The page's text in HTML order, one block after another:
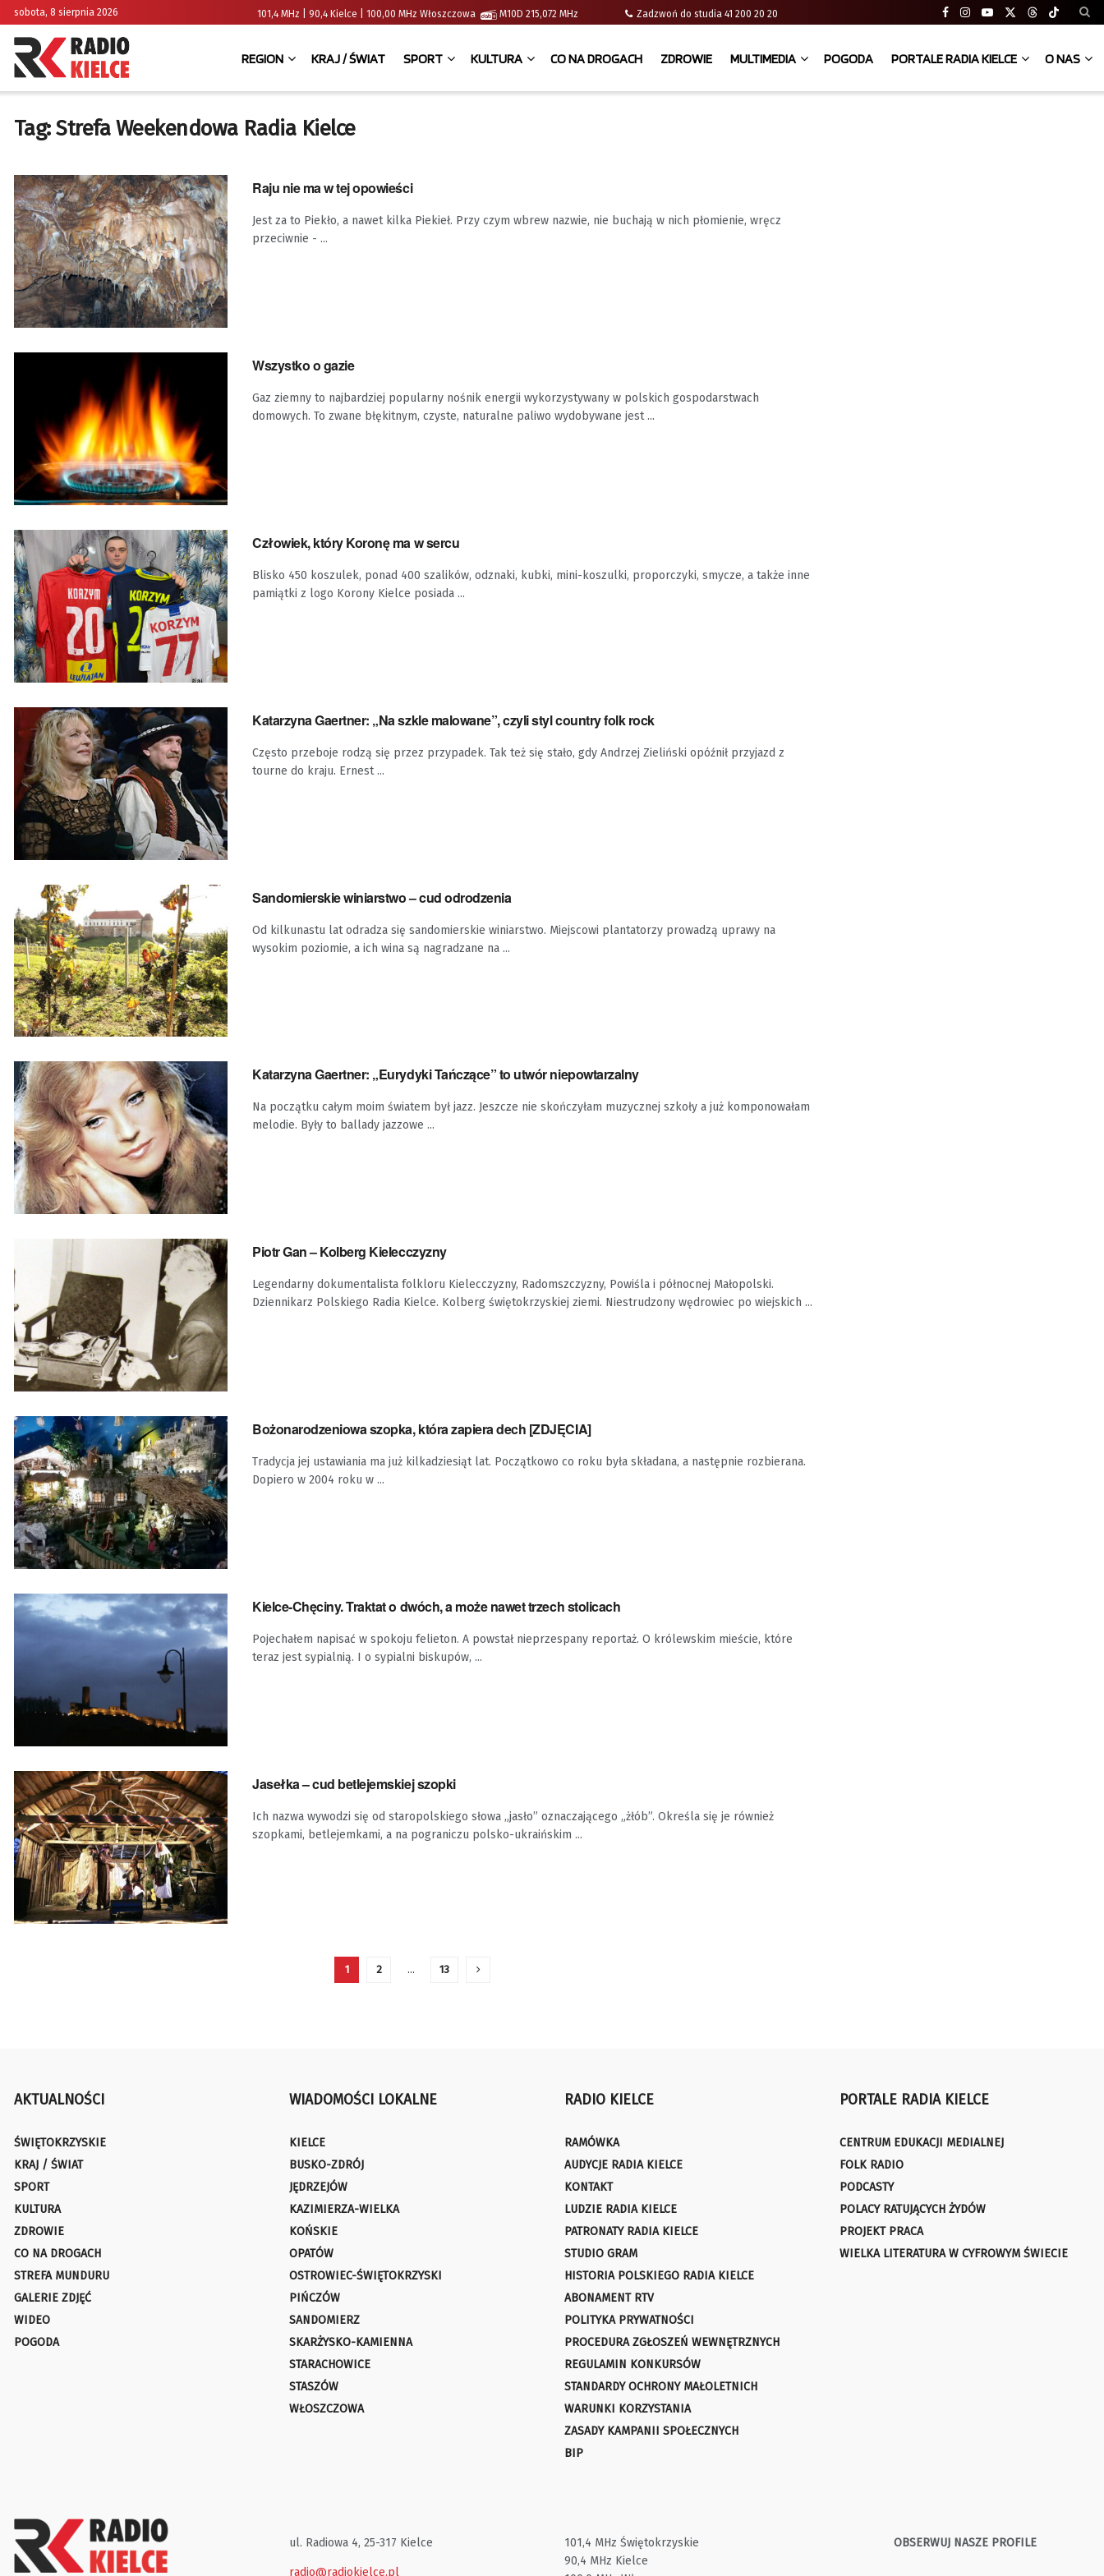
sobota, 8 sierpnia 2026 101,4 MHz | 90,4 Kielce | 100,00 MHz Włoszczowa M10D 215,072 MHz Zadzwoń do studia 41 200 20 20
REGION KRAJ / ŚWIAT SPORT KULTURA CO NA DROGACH ZDROWIE MULTIMEDIA POGODA PORTALE RADIA KIELCE O NAS
Tag:Strefa Weekendowa Radia Kielce
Raju nie ma w tej opowieści
Jest za to Piekło, a nawet kilka Piekieł. Przy czym wbrew nazwie, nie buchają w nich płomienie, wręcz
przeciwnie - ...
Wszystko o gazie
Gaz ziemny to najbardziej popularny nośnik energii wykorzystywany w polskich gospodarstwach
domowych. To zwane błękitnym, czyste, naturalne paliwo wydobywane jest ...
Człowiek, który Koronę ma w sercu
Blisko 450 koszulek, ponad 400 szalików, odznaki, kubki, mini-koszulki, proporczyki, smycze, a także inne
pamiątki z logo Korony Kielce posiada ...
Katarzyna Gaertner: „Na szkle malowane”, czyli styl country folk rock
Często przeboje rodzą się przez przypadek. Tak też się stało, gdy Andrzej Zieliński opóźnił przyjazd z
tourne do kraju. Ernest ...
Sandomierskie winiarstwo – cud odrodzenia
Od kilkunastu lat odradza się sandomierskie winiarstwo. Miejscowi plantatorzy prowadzą uprawy na
wysokim poziomie, a ich wina są nagradzane na ...
Katarzyna Gaertner: „Eurydyki Tańczące” to utwór niepowtarzalny
Na początku całym moim światem był jazz. Jeszcze nie skończyłam muzycznej szkoły a już komponowałam
melodie. Były to ballady jazzowe ...
Piotr Gan – Kolberg Kielecczyzny
Legendarny dokumentalista folkloru Kielecczyzny, Radomszczyzny, Powiśla i północnej Małopolski.
Dziennikarz Polskiego Radia Kielce. Kolberg świętokrzyskiej ziemi. Niestrudzony wędrowiec po wiejskich ...
Bożonarodzeniowa szopka, która zapiera dech [ZDJĘCIA]
Tradycja jej ustawiania ma już kilkadziesiąt lat. Początkowo co roku była składana, a następnie rozbierana.
Dopiero w 2004 roku w ...
Kielce-Chęciny. Traktat o dwóch, a może nawet trzech stolicach
Pojechałem napisać w spokoju felieton. A powstał nieprzespany reportaż. O królewskim mieście, które
teraz jest sypialnią. I o sypialni biskupów, ...
Jasełka – cud betlejemskiej szopki
Ich nazwa wywodzi się od staropolskiego słowa „jasło” oznaczającego „żłób”. Określa się je również
szopkami, betlejemkami, a na pograniczu polsko-ukraińskim ...
1 2 … 13
AKTUALNOŚCI
ŚWIĘTOKRZYSKIE
KRAJ / ŚWIAT
SPORT
KULTURA
ZDROWIE
CO NA DROGACH
STREFA MUNDURU
GALERIE ZDJĘĆ
WIDEO
POGODA
WIADOMOŚCI LOKALNE
KIELCE
BUSKO-ZDRÓJ
JĘDRZEJÓW
KAZIMIERZA-WIELKA
KOŃSKIE
OPATÓW
OSTROWIEC-ŚWIĘTOKRZYSKI
PIŃCZÓW
SANDOMIERZ
SKARŻYSKO-KAMIENNA
STARACHOWICE
STASZÓW
WŁOSZCZOWA
RADIO KIELCE
RAMÓWKA
AUDYCJE RADIA KIELCE
KONTAKT
LUDZIE RADIA KIELCE
PATRONATY RADIA KIELCE
STUDIO GRAM
HISTORIA POLSKIEGO RADIA KIELCE
ABONAMENT RTV
POLITYKA PRYWATNOŚCI
PROCEDURA ZGŁOSZEŃ WEWNĘTRZNYCH
REGULAMIN KONKURSÓW
STANDARDY OCHRONY MAŁOLETNICH
WARUNKI KORZYSTANIA
ZASADY KAMPANII SPOŁECZNYCH
BIP
PORTALE RADIA KIELCE
CENTRUM EDUKACJI MEDIALNEJ
FOLK RADIO
PODCASTY
POLACY RATUJĄCYCH ŻYDÓW
PROJEKT PRACA
WIELKA LITERATURA W CYFROWYM ŚWIECIE
ul. Radiowa 4, 25-317 Kielce
radio@radiokielce.pl
101,4 MHz Świętokrzyskie
90,4 MHz Kielce
OBSERWUJ NASZE PROFILE